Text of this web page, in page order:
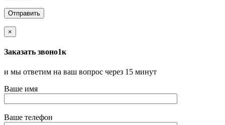
×
Заказать звоно1к
и мы ответим на ваш вопрос через 15 минут
Ваше имя
Ваше телефон